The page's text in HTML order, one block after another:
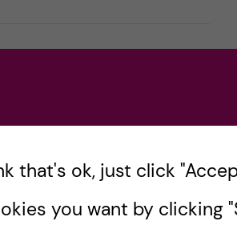
i samband med det
that's ok, just click
you want by clicking